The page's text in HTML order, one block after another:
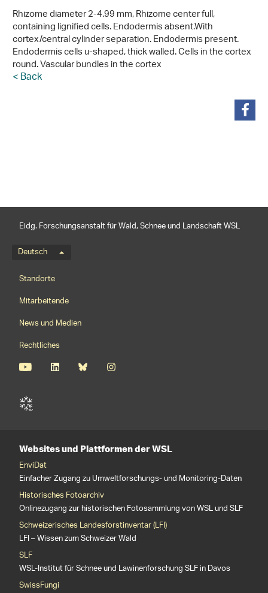
Rhizome diameter 2-4.99 mm, Rhizome center full,
containing lignified cells. Endodermis absent.With
cortex/central cylinder separation. Endodermis present.
Endodermis cells u-shaped, thick walled. Cells in the cortex
round. Vascular bundles in the cortex
< Back
Eidg. Forschungsanstalt für Wald, Schnee und Landschaft WSL
Sprachmenü
Deutsch
Footernavigation
Standorte
Mitarbeitende
News und Medien
Rechtliches
Websites und Plattformen der WSL
EnviDat
Einfacher Zugang zu Umweltforschungs- und Monitoring-Daten
Historisches Fotoarchiv
Onlinezugang zur historischen Fotosammlung von WSL und SLF
Schweizerisches Landesforstinventar (LFI)
LFI – Wissen zum Schweizer Wald
SLF
WSL-Institut für Schnee und Lawinenforschung SLF in Davos
SwissFungi